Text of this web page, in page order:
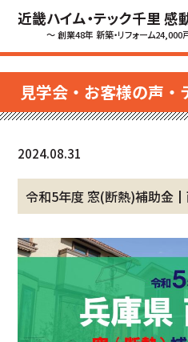
近畿ハイム・テック千里 感
～ 創業48年 新築・リフォーム24,000
見学会・お客様の声・
2024.08.31
令和5年度 窓(断熱)補助金